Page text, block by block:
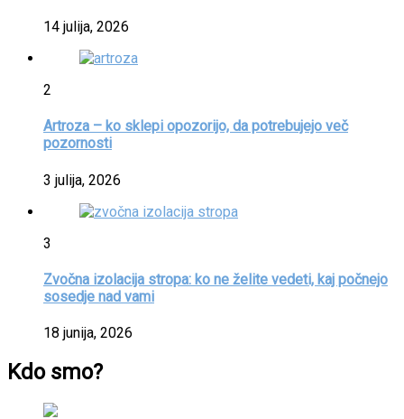
14 julija, 2026
2
Artroza – ko sklepi opozorijo, da potrebujejo več
pozornosti
3 julija, 2026
3
Zvočna izolacija stropa: ko ne želite vedeti, kaj počnejo
sosedje nad vami
18 junija, 2026
Kdo smo?